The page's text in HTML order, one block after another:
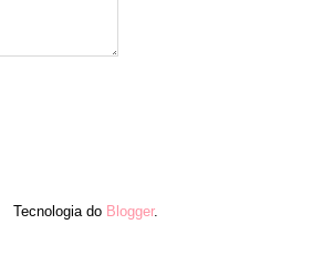
Tecnologia do Blogger.